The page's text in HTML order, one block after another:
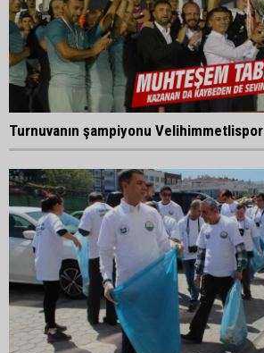
Turnuvanın şampiyonu Velihimmetlispor